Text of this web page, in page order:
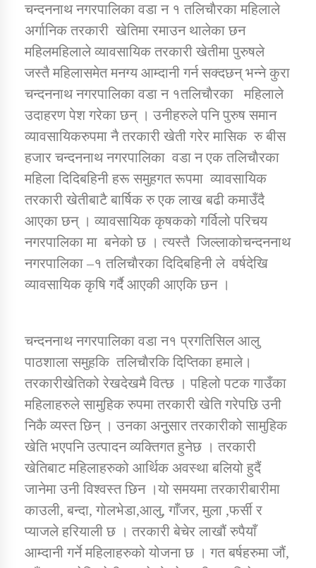
डिभिजन कार्यालय जुम्लाको सुचना सन्देश
कर्णाली प्रविधि शिक्षालय जुम्लाको सुचना
सामाजिक बिकास कार्यालय जुम्लाकाे सुचना
कार्यक्रम कार्यान्वयन एकाई जुम्लाको सुचना
कर्णाली प्राविधि शिक्षालय जुम्लाको सुचना
चन्दननाथ नगरपालिका वडा न १ तलिचाैरका महिलाले
अर्गानिक तरकारी खेतिमा रमाउन थालेका छन
महिलमहिलाले व्यावसायिक तरकारी खेतीमा पुरुषले
जस्तै महिलासमेत मनग्य आम्दानी गर्न सक्दछन् भन्ने कुरा
चन्दननाथ नगरपालिका वडा न १तलिचाैरका महिलाले
उदाहरण पेश गरेका छन् । उनीहरुले पनि पुरुष समान
व्यावसायिकरुपमा नै तरकारी खेती गरेर मासिक रु बीस
हजार चन्दननाथ नगरपालिका वडा न एक तलिचाैरका
महिला दिदिबहिनी हरू समुहगत रूपमा व्यावसायिक
तरकारी खेतीबाटै बार्षिक रु एक लाख बढी कमाउँदै
आएका छन् । व्यावसायिक कृषकको गर्विलो परिचय
नगरपालिका मा बनेको छ । त्यस्तै जिल्लाकोचन्दननाथ
नगरपालिका –१ तलिचाैरका दिदिबहिनी ले वर्षदेखि
व्यावसायिक कृषि गर्दै आएकी आएकि छन ।
चन्दननाथ नगरपालिका वडा न१ प्रगतिसिल आलु
पाठशाला समुहकि तलिचाैरकि दिप्तिका हमाले।
तरकारीखेतिको रेखदेखमै वित्छ । पहिलो पटक गाउँका
महिलाहरुले सामुहिक रुपमा तरकारी खेति गरेपछि उनी
निकै व्यस्त छिन् । उनका अनुुसार तरकारीको सामुहिक
खेति भएपनि उत्पादन व्यक्तिगत हुनेछ । तरकारी
खेतिबाट महिलाहरुको आर्थिक अवस्था बलियो हुदैं
जानेमा उनी विश्वस्त छिन ।यो समयमा तरकारीबारीमा
काउली, बन्दा, गोलभेडा,आलु, गाँजर, मुला ,फर्सी र
प्याजले हरियाली छ । तरकारी बेचेर लाखौं रुपैयाँ
आम्दानी गर्ने महिलाहरुको योजना छ । गत बर्षहरुमा जौं,